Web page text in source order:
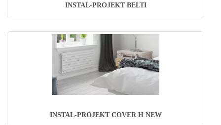
INSTAL-PROJEKT BELTI
INSTAL-PROJEKT COVER H NEW